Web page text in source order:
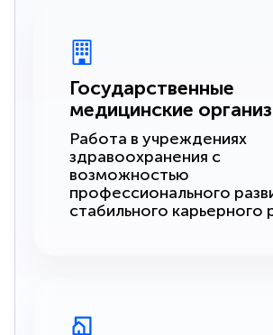
Государственные
медицинские
Работа в учреждениях
здравоохранения с
возможностью
профессионального
стабильного карьерного